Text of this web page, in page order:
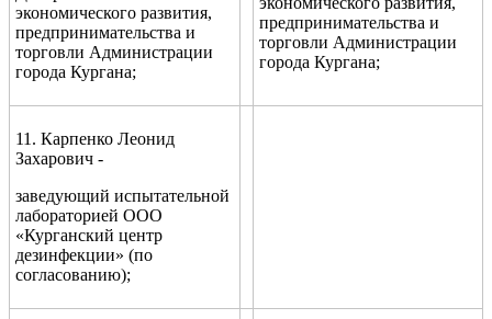
экономического развития,
предпринимательства и
торговли Администрации
города Кургана;
предпринимательства и
торговли Администрации
города Кургана;
11. Карпенко Леонид
Захарович -
заведующий испытательной
лабораторией ООО
«Курганский центр
дезинфекции» (по
согласованию);